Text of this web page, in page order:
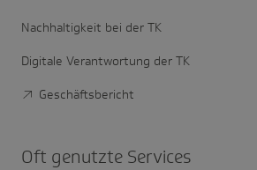
Nachhaltigkeit bei der TK
Digitale Verantwortung der TK
Geschäftsbericht
Oft genutzte Services